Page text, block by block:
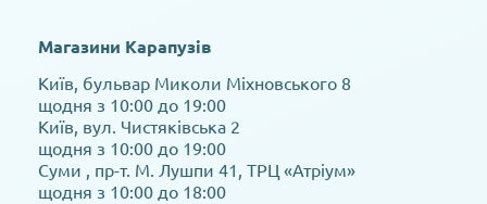
Магазини Карапузів
Київ, бульвар Миколи Міхновського 8
щодня з 10:00 до 19:00
Київ, вул. Чистяківська 2
щодня з 10:00 до 19:00
Суми , пр-т. М. Лушпи 41, ТРЦ «Атріум»
щодня з 10:00 до 18:00